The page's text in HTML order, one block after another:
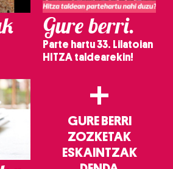
Gure berri.
Parte hartu 33. Lilatoian
HITZA taldearekin!
+
GURE BERRI
ZOZKETAK
ESKAINTZAK